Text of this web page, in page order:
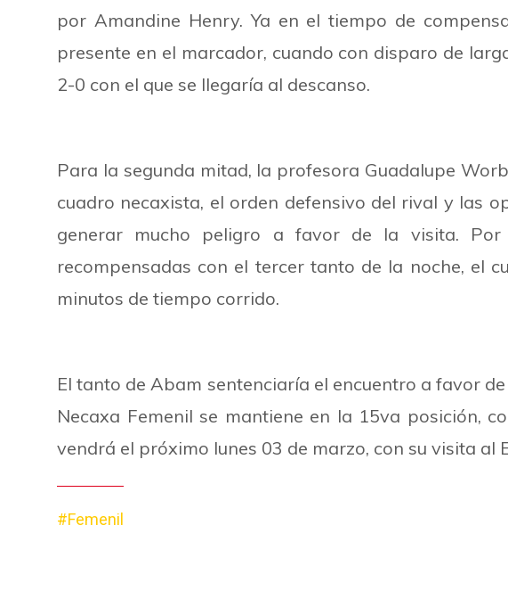
por Amandine Henry. Ya en el tiempo de
presente en el marcador, cuando con disparo de
2-0 con el que se llegaría al descanso.
Para la segunda mitad, la profesora Guadalupe
cuadro necaxista, el orden defensivo del rival y las
generar mucho peligro a favor de la visita. Por
recompensadas con el tercer tanto de la noche, el
minutos de tiempo corrido.
El tanto de Abam sentenciaría el encuentro a favor
Necaxa Femenil se mantiene en la 15va posición,
vendrá el próximo lunes 03 de marzo, con su visita
#Femenil